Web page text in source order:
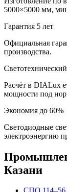
5000×5000 мм,
Гарантия 5 лет
Официальная
производства.
Расчёт в DIALux
мощности под
Экономия до 60%
Светодиодные
электроэнергию
Казани